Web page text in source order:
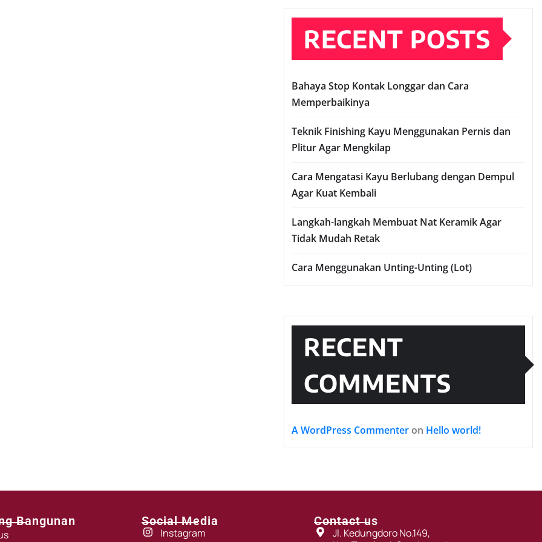
RECENT POSTS
Bahaya Stop Kontak Longgar dan Cara
Memperbaikinya
Teknik Finishing Kayu Menggunakan Pernis dan
Plitur Agar Mengkilap
Cara Mengatasi Kayu Berlubang dengan Dempul
Agar Kuat Kembali
Langkah-langkah Membuat Nat Keramik Agar
Tidak Mudah Retak
Cara Menggunakan Unting-Unting (Lot)
RECENT
COMMENTS
A WordPress Commenter on Hello world!
Bangunan Social Media
Instagram
Contact us
Jl. Kedungdoro No.149,